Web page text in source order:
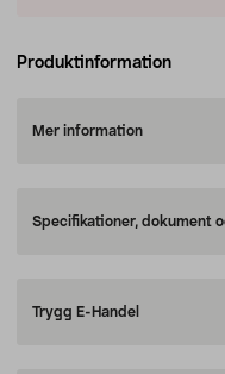
Produktinformation
Mer information
Specifikationer, dokument
Trygg E-Handel